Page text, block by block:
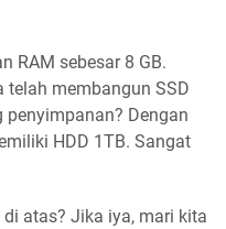
RAM sebesar 8 GB.
telah membangun SSD
Dengan
HDD 1TB. Sangat
atas? Jika iya, mari kita